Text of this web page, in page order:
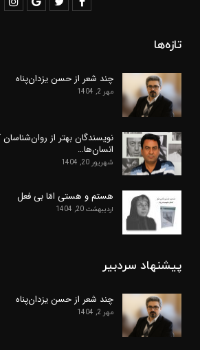
تازه‌ها
چند شعر از حسن یزدان‌پناه
مهر 2, 1404
نویسندگان بهتر از
انسان‌ها…
شهریور 20, 1404
هستم و هستی امّا بی فعل
اردیبهشت 20, 1404
پیشنهاد سردبیر
چند شعر از حسن یزدان‌پناه
مهر 2, 1404